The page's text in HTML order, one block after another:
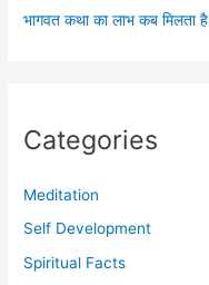
भागवत कथा का लाभ कब मिलता है
Categories
Meditation
Self Development
Spiritual Facts